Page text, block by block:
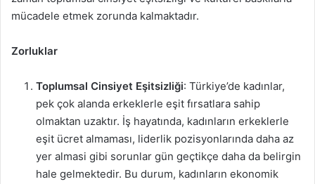
mücadele etmek zorunda kalmaktadır.
Zorluklar
Toplumsal Cinsiyet Eşitsizliği: Türkiye’de kadınlar,
pek çok alanda erkeklerle eşit fırsatlara sahip
olmaktan uzaktır. İş hayatında, kadınların erkeklerle
eşit ücret almaması, liderlik pozisyonlarında daha az
yer almasi gibi sorunlar gün geçtikçe daha da belirgin
hale gelmektedir. Bu durum, kadınların ekonomik